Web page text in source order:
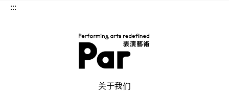
:::
关于我们